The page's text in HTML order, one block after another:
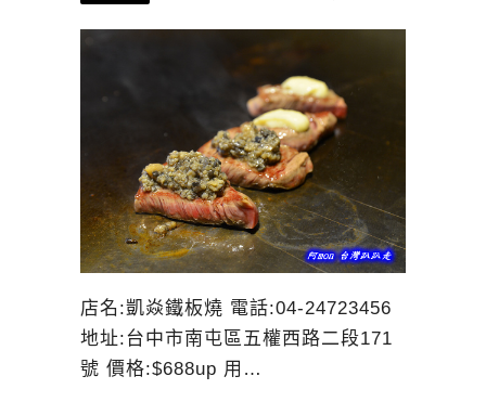
店名:凱焱鐵板燒 電話:04-24723456
地址:台中市南屯區五權西路二段171
號 價格:$688up 用…